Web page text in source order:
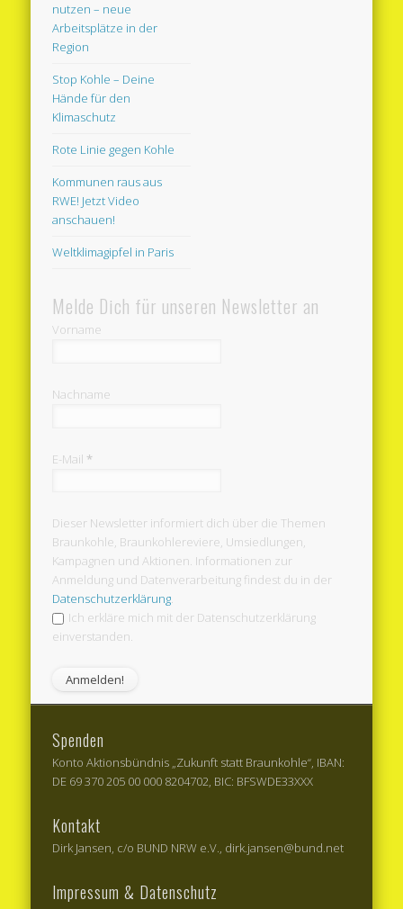
nutzen – neue
Arbeitsplätze in der
Region
Stop Kohle – Deine
Hände für den
Klimaschutz
Rote Linie gegen Kohle
Kommunen raus aus
RWE! Jetzt Video
anschauen!
Weltklimagipfel in Paris
Melde Dich für unseren Newsletter an
Vorname
Nachname
E-Mail *
Dieser Newsletter informiert dich über die Themen
Braunkohle, Braunkohlereviere, Umsiedlungen,
Kampagnen und Aktionen. Informationen zur
Anmeldung und Datenverarbeitung findest du in der
Datenschutzerklärung.
Ich erkläre mich mit der Datenschutzerklärung
einverstanden.
Spenden
Konto Aktionsbündnis „Zukunft statt Braunkohle“, IBAN:
DE 69 370 205 00 000 8204702, BIC: BFSWDE33XXX
Kontakt
Dirk Jansen, c/o BUND NRW e.V., dirk.jansen@bund.net
Impressum & Datenschutz